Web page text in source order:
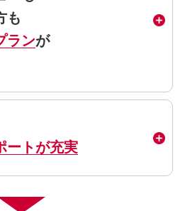
も
ランが
ートが充実